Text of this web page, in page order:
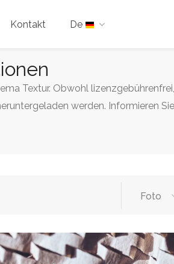
Kontakt De
Textur. Obwohl
werden. Informieren
Foto